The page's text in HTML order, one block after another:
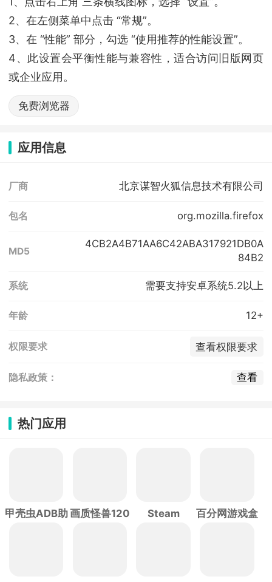
2、在左侧菜单中点击 “常规”。
3、在 “性能” 部分，勾选 “使用推荐的性能设置”。
4、此设置会平衡性能与兼容性，适合访问旧版网页
或企业应用。
免费浏览器
应用信息
厂商 北京谋智火狐信息技术有限公司
包名 org.mozilla.firefox
MD5
4CB2A4B71AA6C42ABA317921DB0A
84B2
系统 需要支持安卓系统5.2以上
年龄 12+
权限要求 查看权限要求
隐私政策： 查看
热门应用
甲壳虫ADB助画质怪兽120
Steam
百分网游戏盒